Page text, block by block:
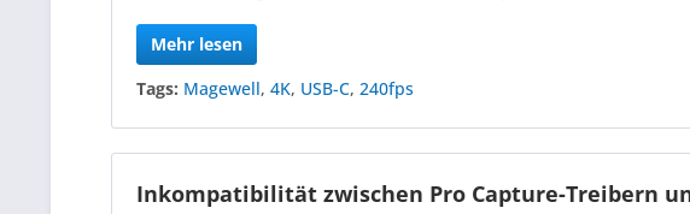
Mehr lesen
Tags: Magewell, 4K, USB-C, 240fps
Inkompatibilität zwischen Pro Capture-Treibern